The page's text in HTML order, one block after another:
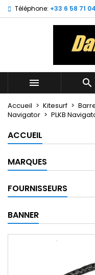
Téléphone: +33 6 58 71
 
Accueil Kitesurf
Navigator
PLKB
ACCUEIL
MARQUES
FOURNISSEURS
BANNER
My wishlists
((title))
Connexion
Vous devez être